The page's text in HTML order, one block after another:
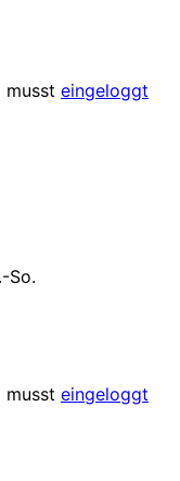
musst eingeloggt
So.
musst eingeloggt